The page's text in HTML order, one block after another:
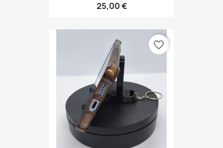
25,00 €
favorite_border